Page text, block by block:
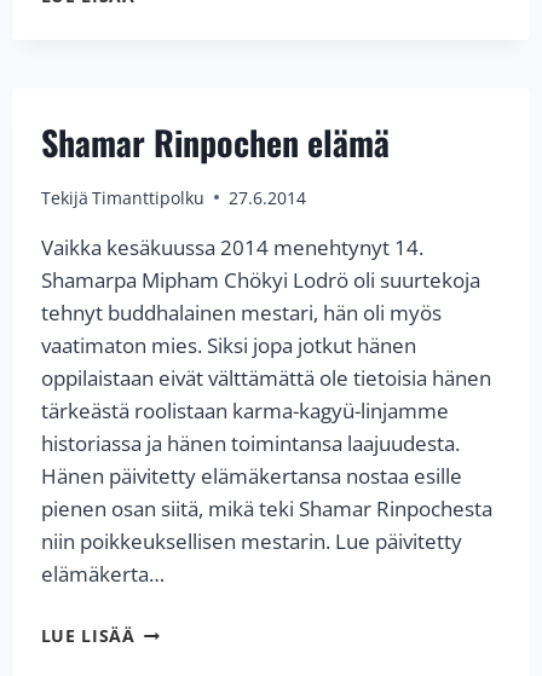
Shamar Rinpochen elämä
Tekijä Timanttipolku 27.6.2014
Vaikka kesäkuussa 2014 menehtynyt 14.
Shamarpa Mipham Chökyi Lodrö oli suurtekoja
tehnyt buddhalainen mestari, hän oli myös
vaatimaton mies. Siksi jopa jotkut hänen
oppilaistaan eivät välttämättä ole tietoisia hänen
tärkeästä roolistaan karma-kagyü-linjamme
historiassa ja hänen toimintansa laajuudesta.
Hänen päivitetty elämä­ker­tansa nostaa esille
pienen osan siitä, mikä teki Shamar Rinpochesta
niin poikkeuk­sellisen mestarin. Lue päivitetty
elämäkerta…
LUE LISÄÄSHAMAR